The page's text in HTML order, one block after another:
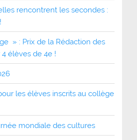
rencontrent les secondes :
» : Prix de la Rédaction des
élèves de 4e !
les élèves inscrits au collège
mondiale des cultures